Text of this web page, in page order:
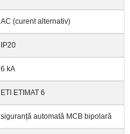
AC (curent alternativ)
IP20
6 kA
ETI ETIMAT 6
siguranță automată MCB bipolară